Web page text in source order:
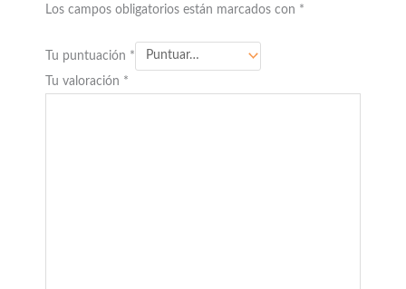
Los campos obligatorios están marcados con *
Tu puntuación *
Tu valoración *